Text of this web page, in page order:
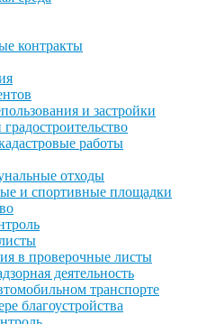
контракты
и застройки
работы
отходы
и спортивные площадки
в проверочные листы
деятельность
транспорте
благоустройства